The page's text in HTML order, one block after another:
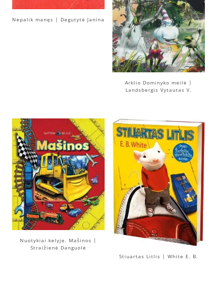
Nepalik manęs | Degutytė Janina
Arklio Dominyko meilė |
Landsbergis Vytautas V.
Nuotykiai kelyje. Mašinos |
Straižienė Danguolė
Stiuartas Litlis | White E. B.